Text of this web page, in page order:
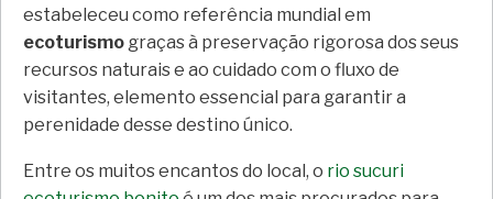
estabeleceu como referência mundial em
ecoturismo graças à preservação rigorosa dos seus
recursos naturais e ao cuidado com o fluxo de
visitantes, elemento essencial para garantir a
perenidade desse destino único.
Entre os muitos encantos do local, o rio sucuri